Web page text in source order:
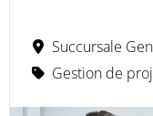
Succursale
Gestion de